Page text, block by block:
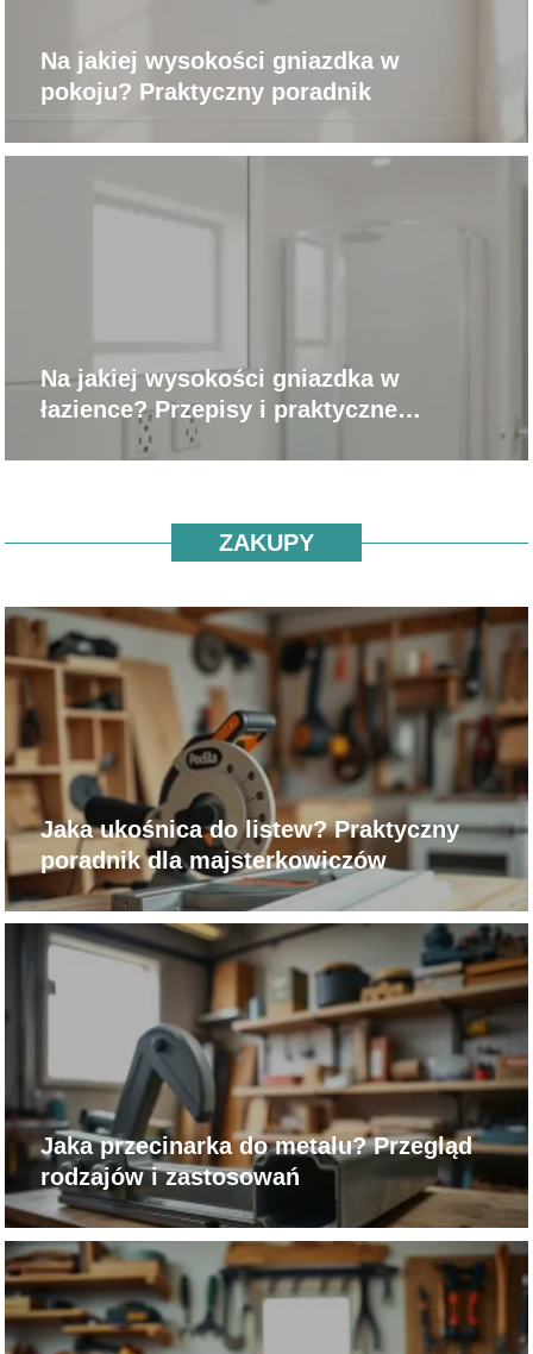
Na jakiej wysokości gniazdka w
pokoju? Praktyczny poradnik
Na jakiej wysokości gniazdka w
łazience? Przepisy i praktyczne
wskazówki
ZAKUPY
Jaka ukośnica do listew? Praktyczny
poradnik dla majsterkowiczów
Jaka przecinarka do metalu? Przegląd
rodzajów i zastosowań